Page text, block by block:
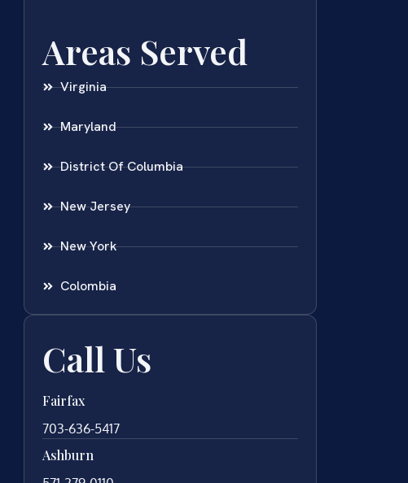
Areas Served
Virginia
Maryland
District Of Columbia
New Jersey
New York
Colombia
Call Us
Fairfax
703-636-5417
Ashburn